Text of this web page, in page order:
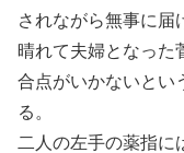
されながら無事に届
晴れて夫婦となった
合点がいかないとい
る。
二人の左手の薬指に